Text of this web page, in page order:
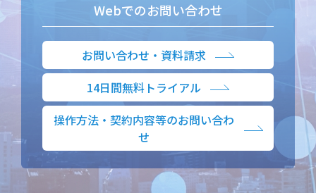
Webでのお問い合わせ
お問い合わせ・資料請求
14日間無料トライアル
操作方法・契約内容等のお問い合わ
せ